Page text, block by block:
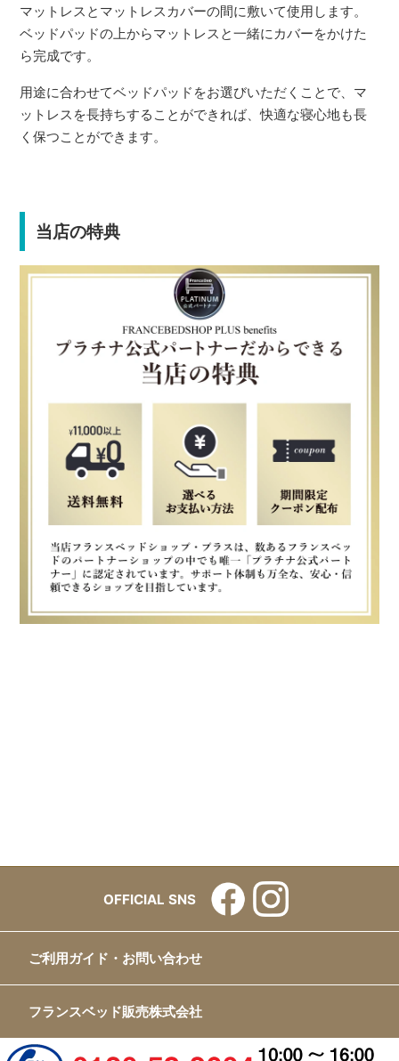
マットレスとマットレスカバーの間に敷いて使用します。
ベッドパッドの上からマットレスと一緒にカバーをかけた
ら完成です。
用途に合わせてベッドパッドをお選びいただくことで、マ
ットレスを長持ちすることができれば、快適な寝心地も長
く保つことができます。
当店の特典
OFFICIAL SNS
ご利用ガイド・お問い合わせ
フランスベッド販売株式会社